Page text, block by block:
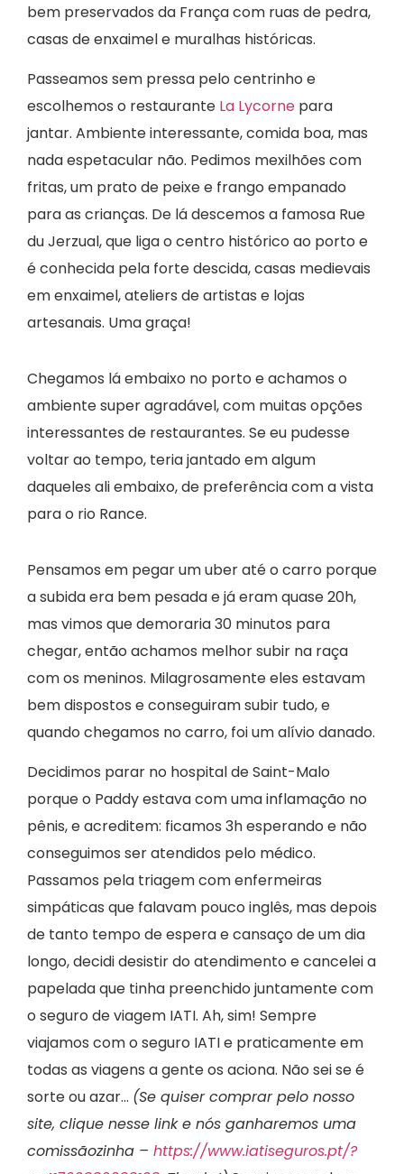
bem preservados da França com ruas de pedra,
casas de enxaimel e muralhas históricas.
Passeamos sem pressa pelo centrinho e
escolhemos o restaurante La Lycorne para
jantar. Ambiente interessante, comida boa, mas
nada espetacular não. Pedimos mexilhões com
fritas, um prato de peixe e frango empanado
para as crianças. De lá descemos a famosa Rue
du Jerzual, que liga o centro histórico ao porto e
é conhecida pela forte descida, casas medievais
em enxaimel, ateliers de artistas e lojas
artesanais. Uma graça!
Chegamos lá embaixo no porto e achamos o
ambiente super agradável, com muitas opções
interessantes de restaurantes. Se eu pudesse
voltar ao tempo, teria jantado em algum
daqueles ali embaixo, de preferência com a vista
para o rio Rance.
Pensamos em pegar um uber até o carro porque
a subida era bem pesada e já eram quase 20h,
mas vimos que demoraria 30 minutos para
chegar, então achamos melhor subir na raça
com os meninos. Milagrosamente eles estavam
bem dispostos e conseguiram subir tudo, e
quando chegamos no carro, foi um alívio danado.
Decidimos parar no hospital de Saint-Malo
porque o Paddy estava com uma inflamação no
pênis, e acreditem: ficamos 3h esperando e não
conseguimos ser atendidos pelo médico.
Passamos pela triagem com enfermeiras
simpáticas que falavam pouco inglês, mas depois
de tanto tempo de espera e cansaço de um dia
longo, decidi desistir do atendimento e cancelei a
papelada que tinha preenchido juntamente com
o seguro de viagem IATI. Ah, sim! Sempre
viajamos com o seguro IATI e praticamente em
todas as viagens a gente os aciona. Não sei se é
sorte ou azar… (Se quiser comprar pelo nosso
site, clique nesse link e nós ganharemos uma
comissãozinha – https://www.iatiseguros.pt/?